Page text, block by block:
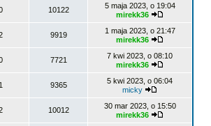
10122
5 maja 2023, o 19:04
mirekk36
9919
1 maja 2023, o 21:47
mirekk36
7721
7 kwi 2023, o 08:10
mirekk36
1 9365
5 kwi 2023, o 06:04
micky
10012
30 mar 2023, o 15:50
mirekk36